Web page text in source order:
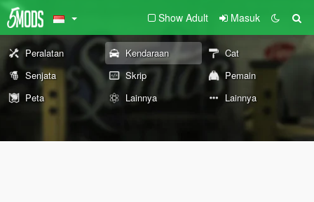
Show Adult Masuk
Peralatan Kendaraan
Cat
Senjata
Skrip
Pemain
Peta
Lainnya Lainnya